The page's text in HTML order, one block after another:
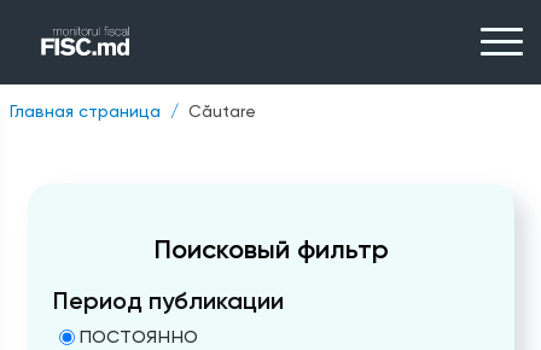
Главная страница Căutare
Поисковый фильтр
Период публикации
постоянно